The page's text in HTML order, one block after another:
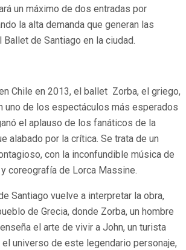
un máximo de dos entradas por
la alta demanda que generan las
de Santiago en la ciudad.
Chile en 2013, el ballet Zorba, el griego,
uno de los espectáculos más esperados
el aplauso de los fanáticos de la
alabado por la crítica. Se trata de un
con la inconfundible música de
coreografía de Lorca Massine.
Santiago vuelve a interpretar la obra,
de Grecia, donde Zorba, un hombre
el arte de vivir a John, un turista
el universo de este legendario personaje,